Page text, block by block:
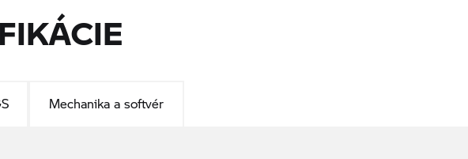
Mechanika a softvér